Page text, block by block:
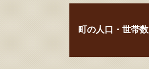
町の人口・世帯数